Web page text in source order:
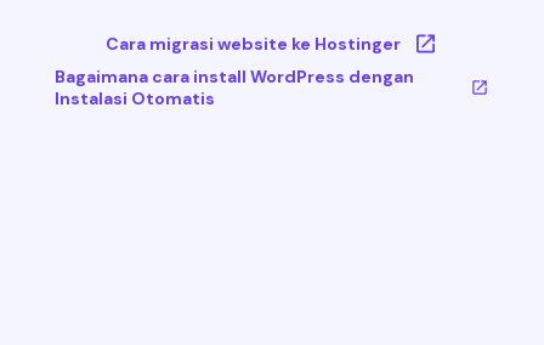
Cara migrasi website ke Hostinger
Bagaimana cara install WordPress dengan
Instalasi Otomatis